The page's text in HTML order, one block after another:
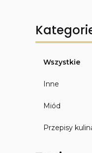
Wszystkie
Inne
Miód
Przepisy